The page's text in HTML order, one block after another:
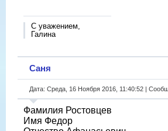
С уважением,
Галина
Саня
Дата: Среда, 16 Ноября 2016, 11:40:52 |
Фамилия Ростовцев
Имя Федор